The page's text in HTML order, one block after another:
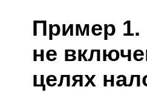
Пример
не
целях